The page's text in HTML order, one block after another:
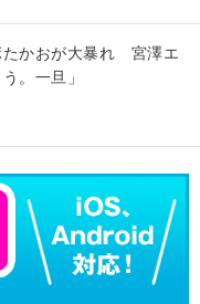
たかおが大暴れ 宮澤エ
。一旦」